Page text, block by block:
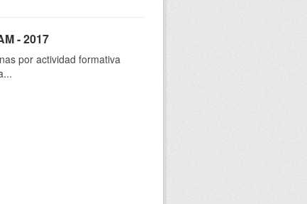
- 2017
por actividad formativa